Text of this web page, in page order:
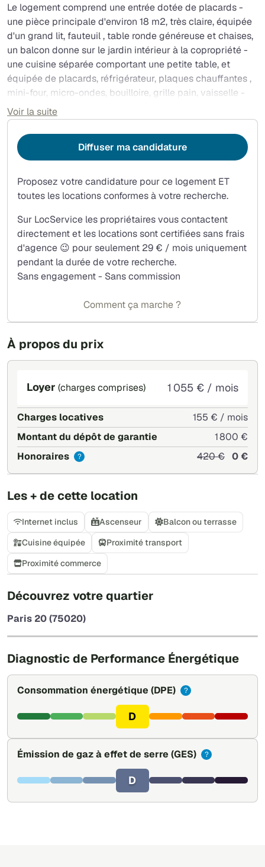
Le logement comprend une entrée dotée de placards -
une pièce principale d'environ 18 m2, très claire, équipée
d'un grand lit, fauteuil , table ronde généreuse et chaises,
un balcon donne sur le jardin intérieur à la copropriété -
une cuisine séparée comportant une petite table, et
équipée de placards, réfrigérateur, plaques chauffantes ,
mini-four, micro-ondes, bouilloire, grille pain, vaisselle -
une salle de douche (avec wc), comportant un lave-linge.
Le studio est au 3ème ( dernier étage) avec ascenseur. La
copropriété est dotée d'un gardien habitant sur place.
Coût mensuel ( payable en début de mois) 1055 €
incluant : loyer de référence majoré 900€ - provisions
pour charges 155€ incluant chauffage, eau chaude et
fibre - Animaux non acceptés. Zone soumise à
dépôt de garantie (2 mois HC) demandés .
Voir la suite
À propos du prix
Loyer (charges comprises) 1 055 € / mois
Charges locatives
155 € / mois
Montant du dépôt de garantie
1 800 €
Honoraires
? 420 € 0 €
Les + de cette location
Internet inclus Ascenseur
Balcon ou terrasse
Cuisine équipée
Proximité transport
Proximité commerce
Découvrez votre quartier
Paris 20 (75020)
Diagnostic de Performance Énergétique
Consommation énergétique (DPE) ?
D
Émission de gaz à effet de serre (GES) ?
D
Proposez votre candidature pour ce logement ET
toutes les locations conformes à votre recherche.
Sur LocService les propriétaires vous contactent
directement et les locations sont certifiées sans frais
d'agence 😉 pour seulement 29 € / mois uniquement
pendant la durée de votre recherche.
Sans engagement - Sans commission
Diffuser ma candidature
Comment ça marche ?